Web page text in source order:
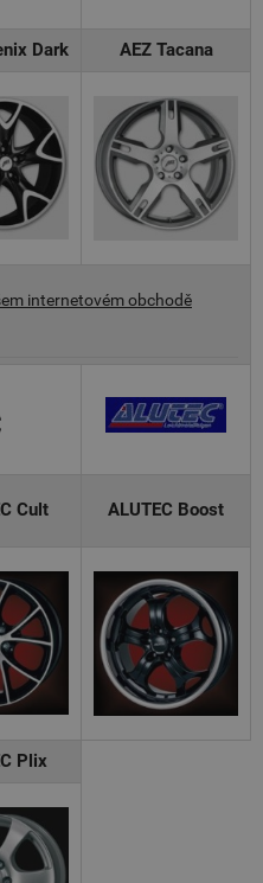
Dark AEZ Tacana
internetovém obchodě
Cult ALUTEC Boost
Plix